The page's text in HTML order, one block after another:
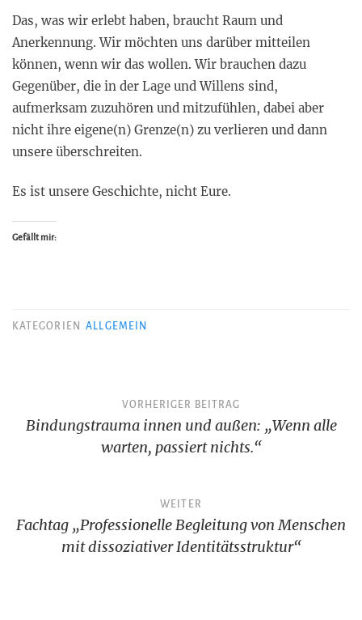
Das, was wir erlebt haben, braucht Raum und
Anerkennung. Wir möchten uns darüber mitteilen
können, wenn wir das wollen. Wir brauchen dazu
Gegenüber, die in der Lage und Willens sind,
aufmerksam zuzuhören und mitzufühlen, dabei aber
nicht ihre eigene(n) Grenze(n) zu verlieren und dann
unsere überschreiten.
Es ist unsere Geschichte, nicht Eure.
Gefällt mir:
KATEGORIEN ALLGEMEIN
Beitragsnavigation
VORHERIGER BEITRAG
Bindungstrauma innen und außen: „Wenn alle
warten, passiert nichts.“
WEITER
Fachtag „Professionelle Begleitung von Menschen
mit dissoziativer Identitätsstruktur“